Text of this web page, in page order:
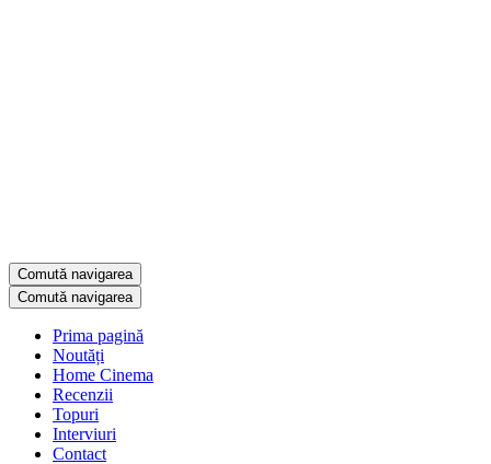
Comută navigarea
Comută navigarea
Prima pagină
Noutăți
Home Cinema
Recenzii
Topuri
Interviuri
Contact